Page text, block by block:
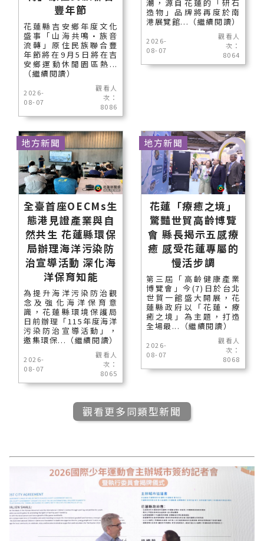
豐年節
花蓮縣吉安鄉年度文化
盛事「山海共鳴•族音
流轉」原住民族聯合豐
年節將在9月5日將在吉
安鄉運動休閒園區熱...
（繼續閱讀）
2026-
08-07
觀看人
次：
8086
潮，源自花蓮的「研石
造物」品牌將再度於南
港展覽館...（繼續閱讀）
2026-
08-07
觀看人
次：
8064
全臺首座OECMs生
態港見證產業與自
然共生 花蓮縣環保
局辦理海洋污染防
治宣導活動 深化海
洋保育知能
為提升海洋污染防治觀
念及強化海洋保育意
識，花蓮縣環境保護局
日前辦理「115年度海洋
污染防治宣導活動」，
邀集環保...（繼續閱讀）
2026-
08-07
觀看人
次：
8065
地方新聞
花蓮「療癒之境」
驚豔世貿高齡博覽
會 縣長揭示五感療
癒 感受花蓮專屬的
慢活步調
第三屆「高齡健康產業
博覽會」今(7)日於台北
世貿一館盛大開展，花
蓮縣政府以「花蓮‧療
癒之境」為主題，打造
全場最...（繼續閱讀）
2026-
08-07
觀看人
次：
8068
地方新聞
觀看更多同類型新聞